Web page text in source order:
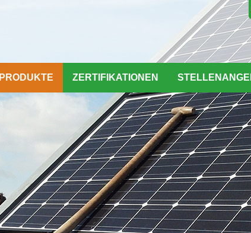
PRODUKTE ZERTIFIKATIONEN